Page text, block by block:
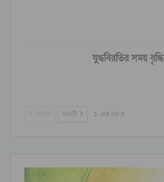
যুদ্ধবিরতির সময়
পরবর্তী ১ এর ৫৪৩